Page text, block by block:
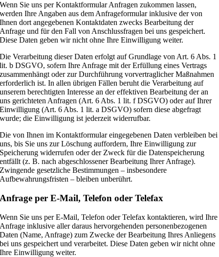
Wenn Sie uns per Kontaktformular Anfragen zukommen lassen,
werden Ihre Angaben aus dem Anfrageformular inklusive der von
Ihnen dort angegebenen Kontaktdaten zwecks Bearbeitung der
Anfrage und für den Fall von Anschlussfragen bei uns gespeichert.
Diese Daten geben wir nicht ohne Ihre Einwilligung weiter.
Die Verarbeitung dieser Daten erfolgt auf Grundlage von Art. 6 Abs. 1
lit. b DSGVO, sofern Ihre Anfrage mit der Erfüllung eines Vertrags
zusammenhängt oder zur Durchführung vorvertraglicher Maßnahmen
erforderlich ist. In allen übrigen Fällen beruht die Verarbeitung auf
unserem berechtigten Interesse an der effektiven Bearbeitung der an
uns gerichteten Anfragen (Art. 6 Abs. 1 lit. f DSGVO) oder auf Ihrer
Einwilligung (Art. 6 Abs. 1 lit. a DSGVO) sofern diese abgefragt
wurde; die Einwilligung ist jederzeit widerrufbar.
Die von Ihnen im Kontaktformular eingegebenen Daten verbleiben bei
uns, bis Sie uns zur Löschung auffordern, Ihre Einwilligung zur
Speicherung widerrufen oder der Zweck für die Datenspeicherung
entfällt (z. B. nach abgeschlossener Bearbeitung Ihrer Anfrage).
Zwingende gesetzliche Bestimmungen – insbesondere
Aufbewahrungsfristen – bleiben unberührt.
Anfrage per E-Mail, Telefon oder Telefax
Wenn Sie uns per E-Mail, Telefon oder Telefax kontaktieren, wird Ihre
Anfrage inklusive aller daraus hervorgehenden personenbezogenen
Daten (Name, Anfrage) zum Zwecke der Bearbeitung Ihres Anliegens
bei uns gespeichert und verarbeitet. Diese Daten geben wir nicht ohne
Ihre Einwilligung weiter.